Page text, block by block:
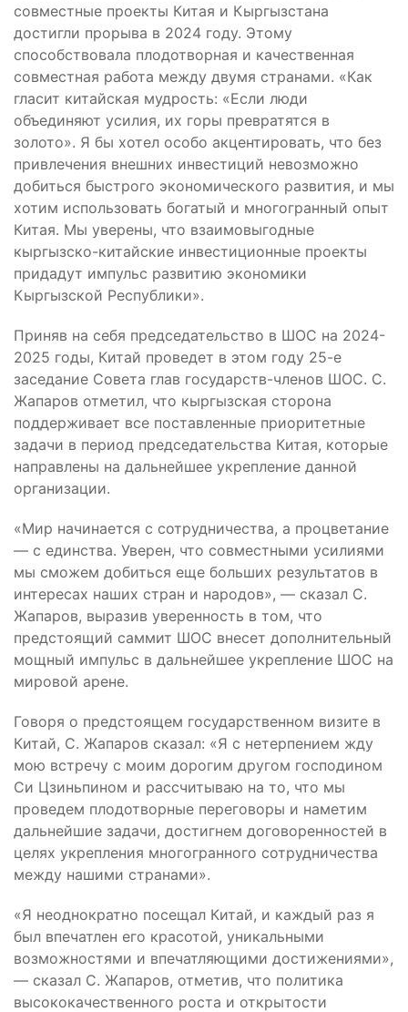
совместные проекты Китая и Кыргызстана
достигли прорыва в 2024 году. Этому
способствовала плодотворная и качественная
совместная работа между двумя странами. «Как
гласит китайская мудрость: «Если люди
объединяют усилия, их горы превратятся в
золото». Я бы хотел особо акцентировать, что без
привлечения внешних инвестиций невозможно
добиться быстрого экономического развития, и мы
хотим использовать богатый и многогранный опыт
Китая. Мы уверены, что взаимовыгодные
кыргызско-китайские инвестиционные проекты
придадут импульс развитию экономики
Кыргызской Республики».
Приняв на себя председательство в ШОС на 2024-
2025 годы, Китай проведет в этом году 25-е
заседание Совета глав государств-членов ШОС. С.
Жапаров отметил, что кыргызская сторона
поддерживает все поставленные приоритетные
задачи в период председательства Китая, которые
направлены на дальнейшее укрепление данной
организации.
«Мир начинается с сотрудничества, а процветание
— с единства. Уверен, что совместными усилиями
мы сможем добиться еще больших результатов в
интересах наших стран и народов», — сказал С.
Жапаров, выразив уверенность в том, что
предстоящий саммит ШОС внесет дополнительный
мощный импульс в дальнейшее укрепление ШОС на
мировой арене.
Говоря о предстоящем государственном визите в
Китай, С. Жапаров сказал: «Я с нетерпением жду
мою встречу с моим дорогим другом господином
Си Цзиньпином и рассчитываю на то, что мы
проведем плодотворные переговоры и наметим
дальнейшие задачи, достигнем договоренностей в
целях укрепления многогранного сотрудничества
между нашими странами».
«Я неоднократно посещал Китай, и каждый раз я
был впечатлен его красотой, уникальными
возможностями и впечатляющими достижениями»,
— сказал С. Жапаров, отметив, что политика
высококачественного роста и открытости